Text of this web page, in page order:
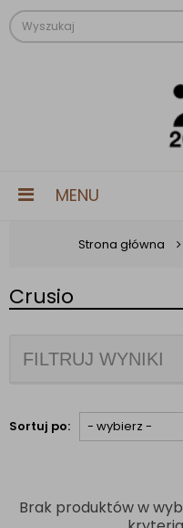
MENU
Strona główna
Crusio
FILTRUJ WYNIKI
Sortuj po:
Brak produktów w